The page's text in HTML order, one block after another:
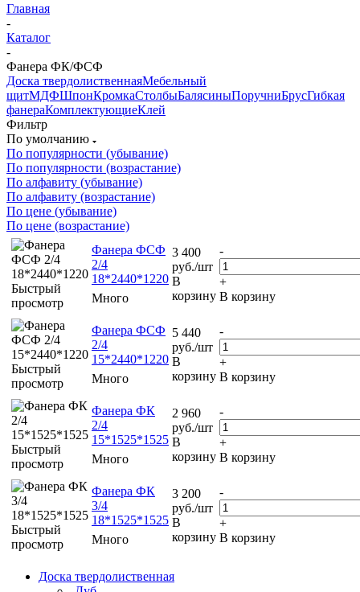
Главная
-
Каталог
-
Фанера ФК/ФСФ
Доска твердолиственнаяМебельный
щитМДФШпонКромкаСтолбыБалясиныПоручниБрусГибкая
фанераКомплектующиеКлей
Фильтр
По умолчанию
По популярности (убывание)
По популярности (возрастание)
По алфавиту (убывание)
По алфавиту (возрастание)
По цене (убывание)
По цене (возрастание)
Быстрый
просмотр
Фанера ФСФ
2/4
18*2440*1220
Много
3 400
руб./шт
В
корзину
-
+
В корзину
Быстрый
просмотр
Фанера ФСФ
2/4
15*2440*1220
Много
5 440
руб./шт
В
корзину
-
+
В корзину
Быстрый
просмотр
Фанера ФК
2/4
15*1525*1525
Много
2 960
руб./шт
В
корзину
-
+
В корзину
Быстрый
просмотр
Фанера ФК
3/4
18*1525*1525
Много
3 200
руб./шт
В
корзину
-
+
В корзину
Доска твердолиственная